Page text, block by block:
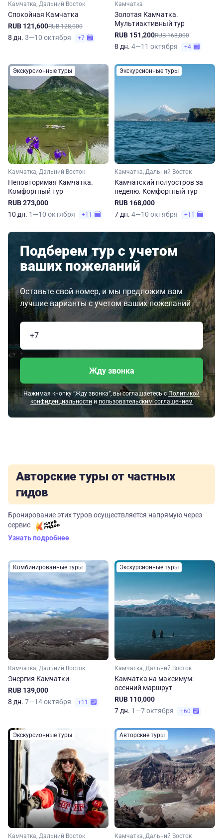
Камчатка, Дальний Восток
Спокойная Камчатка
RUB 121,600RUB 128,000
8 дн. 3—10 октября +7
Камчатка
Золотая Камчатка.
Мультиактивный тур
RUB 151,200RUB 168,000
8 дн. 4—11 октября +4
Экскурсионные туры
Камчатка, Дальний Восток
Неповторимая Камчатка.
Комфортный тур
RUB 273,000
10 дн. 1—10 октября +11
Экскурсионные туры
Камчатка, Дальний Восток
Камчатский полуостров за
неделю. Комфортный тур
RUB 168,000
7 дн. 4—10 октября +11
Подберем тур с учетом
ваших пожеланий
Оставьте свой номер, и мы предложим вам
лучшие варианты с учетом ваших пожеланий
Жду звонка
Нажимая кнопку “Жду звонка”, вы соглашаетесь с Политикой
конфиденциальности и пользовательским соглашением
Авторские туры от частных
гидов
Бронирование этих туров осуществляется напрямую через
сервис
Узнать подробнее
Комбинированные туры
Камчатка, Дальний Восток
Энергия Камчатки
RUB 139,000
8 дн. 7—14 октября +11
Экскурсионные туры
Камчатка, Дальний Восток
Камчатка на максимум:
осенний маршрут
RUB 110,000
7 дн. 1—7 октября +60
Экскурсионные туры
Камчатка, Дальний Восток
Авторские туры
Камчатка, Дальний Восток